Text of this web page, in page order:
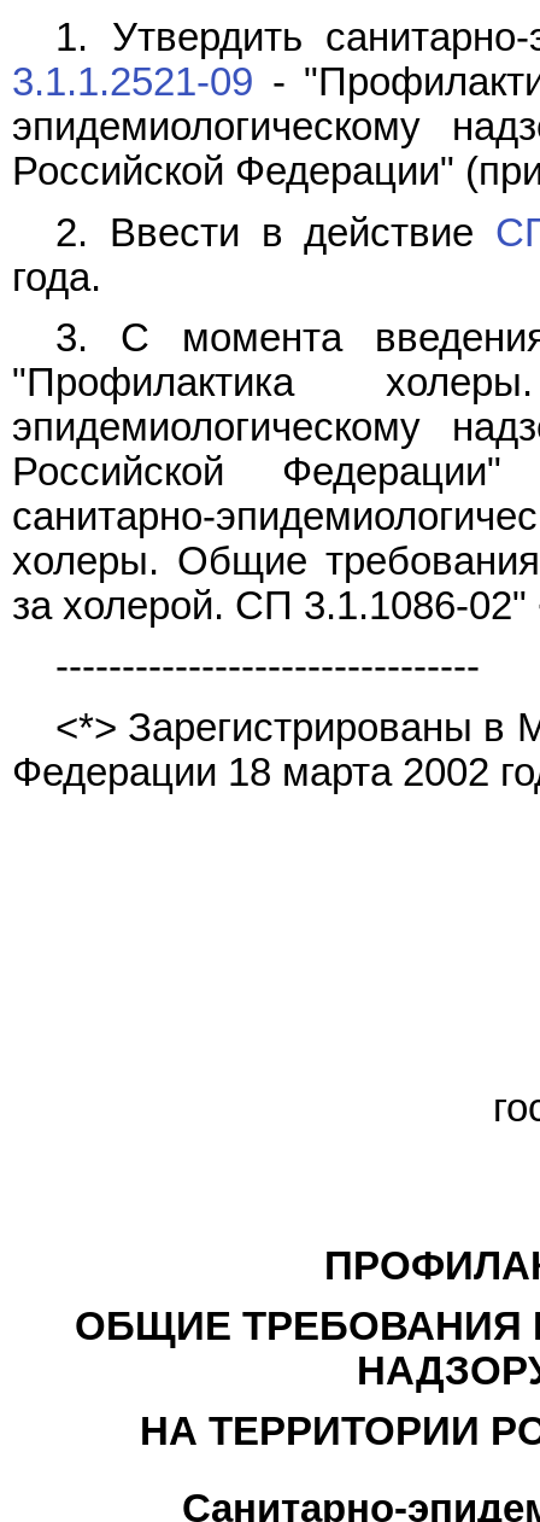
1. Утвердить
3.1.1.2521-09 -
эпидемиологическому
Российской Федерации"
2. Ввести в действие
года.
3. С момента
"Профилактика
эпидемиологическому
Российской
санитарно-
холеры. Общие
за холерой. СП 3.1.1086-02"
--------------------------------
<*> Зарегистрированы в
Федерации 18 марта 2002
ОБЩИЕ ТРЕБОВАНИЯ
НА ТЕРРИТОРИИ
Санитарно-